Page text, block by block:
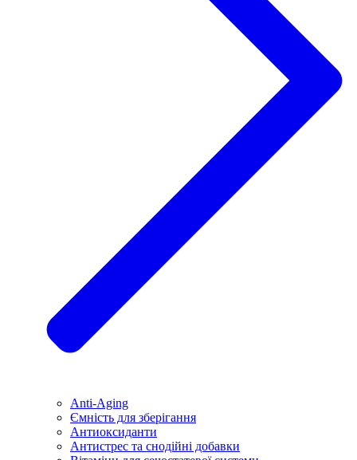
Anti-Aging
Ємність для зберігання
Антиоксиданти
Антистрес та снодійні добавки